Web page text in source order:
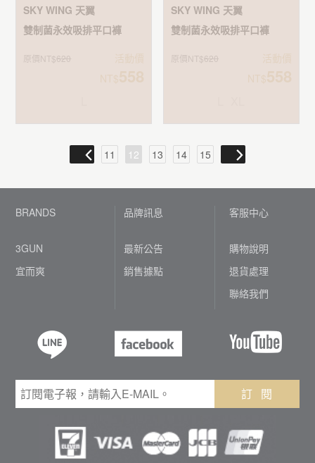
SKY WING 天翼
雙制菌永效吸排平口褲
原價NT$620
SKY WING 天翼
雙制菌永效吸排平口褲
原價NT$620
11 12 13 14 15
BRANDS
3GUN
宜而爽
品牌訊息
最新公告
銷售據點
客服中心
購物說明
退貨處理
聯絡我們
訂 閱